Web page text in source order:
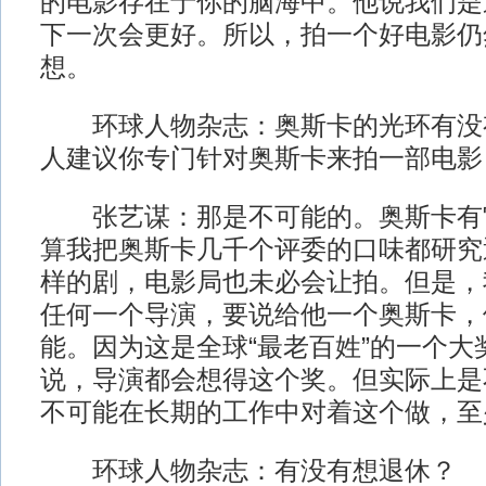
下一次会更好。所以，拍一个好电影
想。
环球人物杂志：奥斯卡的光环有没
人建议你专门针对奥斯卡来拍一部电
张艺谋：那是不可能的。奥斯卡有
算我把奥斯卡几千个评委的口味都研
样的剧，电影局也未必会让拍。但是
任何一个导演，要说给他一个奥斯卡
能。因为这是全球“最老百姓”的一个
说，导演都会想得这个奖。但实际上
不可能在长期的工作中对着这个做，
环球人物杂志：有没有想退休？